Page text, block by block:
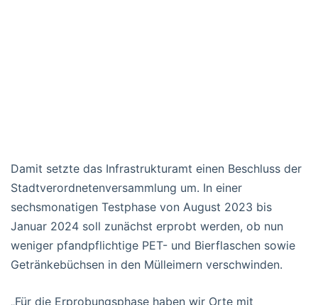
Damit setzte das Infrastrukturamt einen Beschluss der
Stadtverordnetenversammlung um. In einer
sechsmonatigen Testphase von August 2023 bis
Januar 2024 soll zunächst erprobt werden, ob nun
weniger pfandpflichtige PET- und Bierflaschen sowie
Getränkebüchsen in den Mülleimern verschwinden.
„Für die Erprobungsphase haben wir Orte mit